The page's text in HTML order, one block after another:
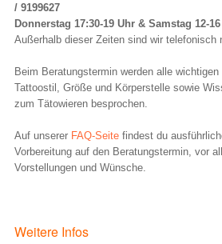
/ 9199627
Donnerstag 17:30-19 Uhr & Samstag 12-
Außerhalb dieser Zeiten sind wir telefonisch
Beim Beratungstermin werden alle
Tattoostil, Größe und Körperstelle sowie
zum Tätowieren besprochen.
Auf unserer FAQ-Seite findest du
Vorbereitung auf den Beratungstermin, vor
Vorstellungen und Wünsche.
Weitere Infos